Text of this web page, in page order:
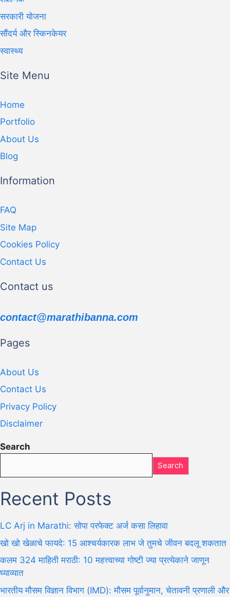
सरकारी योजना
सौंदर्य और स्किनकेयर
स्वास्थ्य
Site Menu
Home
Portfolio
About Us
Blog
Information
FAQ
Site Map
Cookies Policy
Contact Us
Contact us
contact@marathibanna.com
Pages
About Us
Contact Us
Privacy Policy
Disclaimer
Search
Search
Recent Posts
LC Arj in Marathi: सोपा परफेक्ट अर्ज कसा लिहावा
खो खो खेळाचे फायदे: 15 आश्चर्यकारक लाभ जे तुमचे जीवन बदलू शकतात
कलम 324 माहिती मराठी: 10 महत्त्वाच्या गोष्टी ज्या प्रत्येकाने जाणून
घ्याव्यात
भारतीय मौसम विज्ञान विभाग (IMD): मौसम पूर्वानुमान, चेतावनी प्रणाली और